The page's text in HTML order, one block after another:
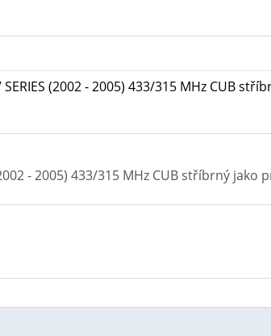
(2002 - 2005) 433/315 MHz CUB
- 2005) 433/315 MHz CUB stříbrný jako